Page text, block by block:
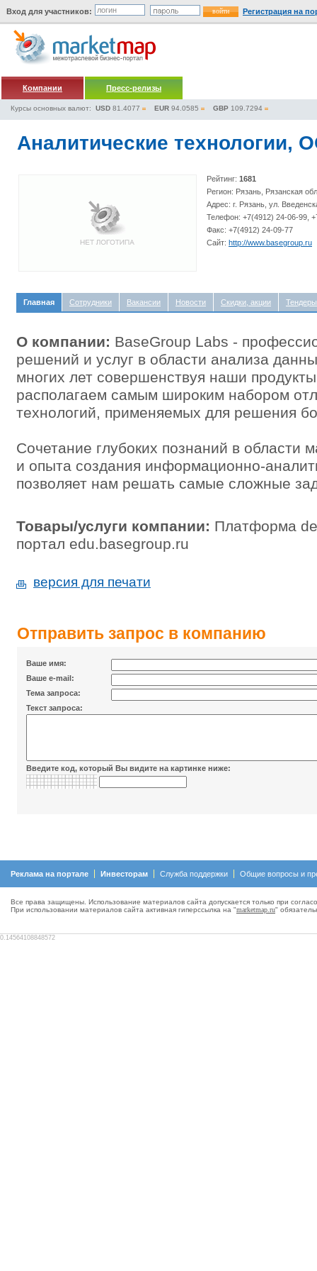
Вход для участников: Регистрация на
Компании Пресс-релизы
Курсы основных валют: USD 81.4077 EUR 94.0585 GBP 109.7294
Аналитические технологии,
Рейтинг: 1681
Регион: Рязань, Рязанская
Адрес: г. Рязань, ул.
Телефон: +7(4912) 24-06-99,
Факс: +7(4912) 24-09-77
Сайт: http://www.basegroup.ru
Главная Сотрудники Вакансии Новости Скидки, акции Тендеры
О компании: BaseGroup Labs -
решений и услуг в области анализа
многих лет совершенствуя наши
располагаем самым широким набором
технологий, применяемых для решения
Сочетание глубоких познаний в области
и опыта создания информационно-
позволяет нам решать самые сложные
Товары/услуги компании: Платформа
портал edu.basegroup.ru
версия для печати
Отправить запрос в компанию
Ваше имя:
Ваше e-mail:
Тема запроса:
Текст запроса:
Введите код, который Вы видите на картинке ниже:
Реклама на портале Инвесторам Служба поддержки Общие вопросы и
Все права защищены. Использование материалов сайта допускается только при
При использовании материалов сайта активная гиперсcылка на "marketmap.ru"
0.14564108848572